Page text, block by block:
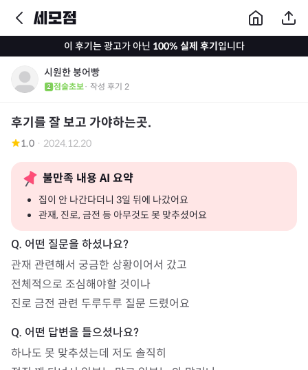
이 후기는 광고가 아닌 100% 실제 후기입니다
시원한 붕어빵
점술초보· 작성 후기 2
후기를 잘 보고 가야하는곳.
1.0 · 2024.12.20
불만족 내용 AI 요약
집이 안 나간다더니 3일 뒤에 나갔어요
관재, 진로, 금전 등 아무것도 못 맞추셨어요
관재 관련해서 궁금한 상황이어서 갔고
전체적으로 조심해야할 것이나
진로 금전 관련 두루두루 질문 드렸어요
하나도 못 맞추셨는데 저도 솔직히